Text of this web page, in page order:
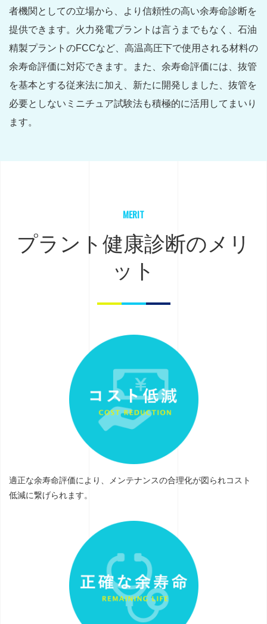
者機関としての立場から、より信頼性の高い余寿命診断を
提供できます。火力発電プラントは言うまでもなく、石油
精製プラントのFCCなど、高温高圧下で使用される材料の
余寿命評価に対応できます。また、余寿命評価には、抜管
を基本とする従来法に加え、新たに開発しました、抜管を
必要としないミニチュア試験法も積極的に活用してまいり
ます。
MERIT
プラント健康診断のメリ
ット
適正な余寿命評価により、メンテナンスの合理化が図られコスト
低減に繋げられます。